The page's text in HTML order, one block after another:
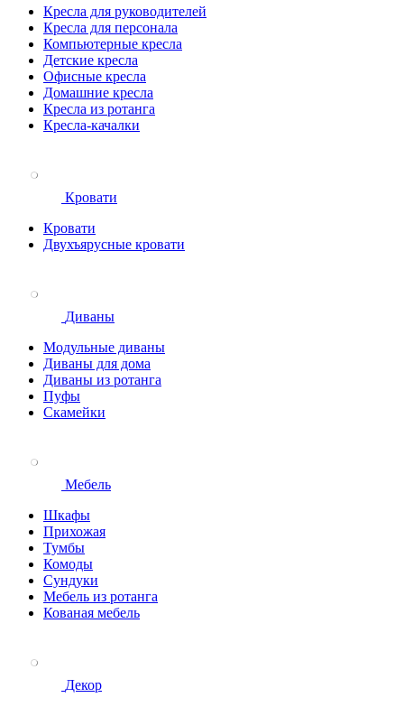
Кресла для руководителей
Кресла для персонала
Компьютерные кресла
Детские кресла
Офисные кресла
Домашние кресла
Кресла из ротанга
Кресла-качалки
Кровати
Кровати
Двухъярусные кровати
Диваны
Модульные диваны
Диваны для дома
Диваны из ротанга
Пуфы
Скамейки
Мебель
Шкафы
Прихожая
Тумбы
Комоды
Сундуки
Мебель из ротанга
Кованая мебель
Декор